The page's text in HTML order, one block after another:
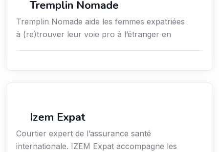
Tremplin Nomade
Tremplin Nomade aide les femmes expatriées
à (re)trouver leur voie pro à l’étranger en
Izem Expat
Courtier expert de l’assurance santé
internationale. IZEM Expat accompagne les